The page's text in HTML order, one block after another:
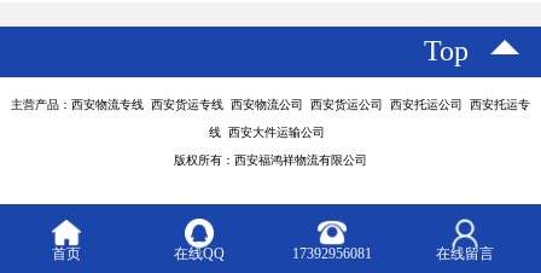
Top
主营产品：西安物流专线 西安货运专线 西安物流公司 西安货运公司 西安托运公司 西安托运专
线 西安大件运输公司
版权所有：西安福鸿祥物流有限公司
首页 在线QQ 17392956081 在线留言